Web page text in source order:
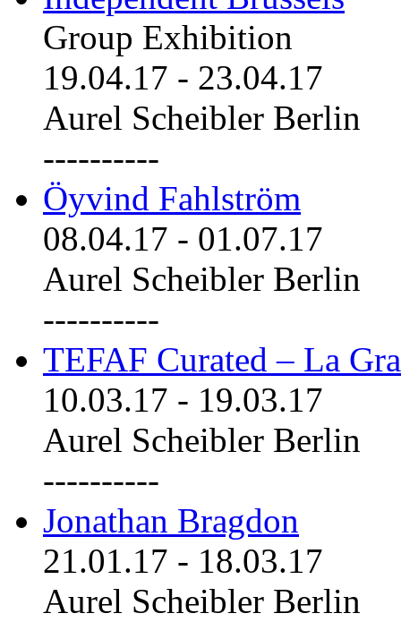
Group Exhibition
19.04.17 - 23.04.17
Aurel Scheibler Berlin
----------
Öyvind Fahlström
08.04.17 - 01.07.17
Aurel Scheibler Berlin
----------
TEFAF Curated – La
10.03.17 - 19.03.17
Aurel Scheibler Berlin
----------
Jonathan Bragdon
21.01.17 - 18.03.17
Aurel Scheibler Berlin